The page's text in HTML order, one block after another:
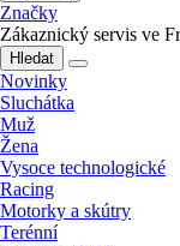
Značky
Zákaznický servis ve
Hledat
Novinky
Sluchátka
Muž
Žena
Vysoce technologické
Racing
Motorky a skútry
Terénní